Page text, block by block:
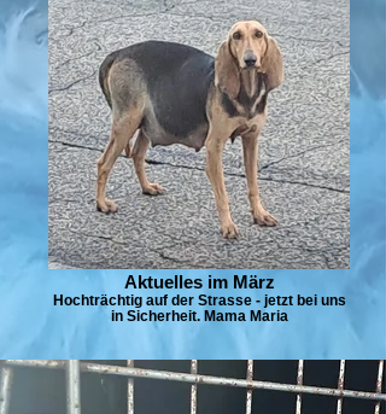
Aktuelles im März
Hochträchtig auf der Strasse - jetzt bei uns
in Sicherheit. Mama Maria